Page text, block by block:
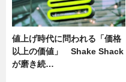
値上げ時代に問われる「価格
以上の価値」 Shake Shack
が磨き続…